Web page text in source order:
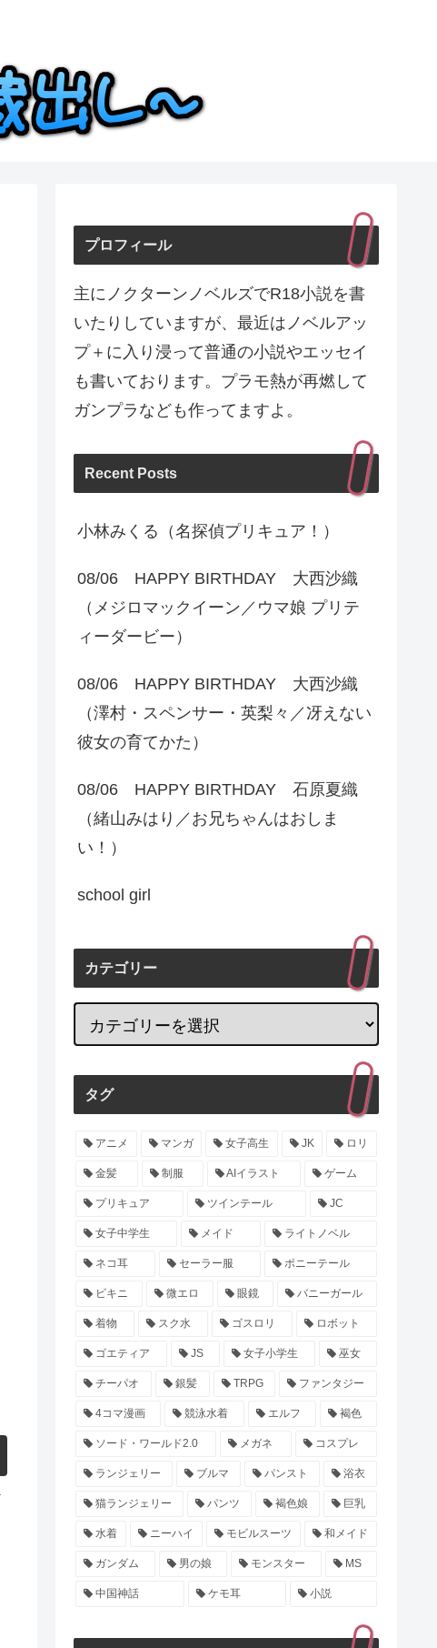
プロフィール
主にノクターンノベルズでR18小説を書
いたりしていますが、最近はノベルアッ
プ＋に入り浸って普通の小説やエッセイ
も書いております。プラモ熱が再燃して
ガンプラなども作ってますよ。
Recent Posts
小林みくる（名探偵プリキュア！）
08/06 HAPPY BIRTHDAY 大西沙織
（メジロマックイーン／ウマ娘 プリテ
ィーダービー）
08/06 HAPPY BIRTHDAY 大西沙織
（澤村・スペンサー・英梨々／冴えない
彼女の育てかた）
08/06 HAPPY BIRTHDAY 石原夏織
（緒山みはり／お兄ちゃんはおしま
い！）
school girl
カテゴリー
タグ
アニメ マンガ 女子高生 JK ロリ
金髪 制服 AIイラスト ゲーム
プリキュア ツインテール JC
女子中学生 メイド ライトノベル
ネコ耳 セーラー服 ポニーテール
ビキニ 微エロ 眼鏡 バニーガール
着物 スク水 ゴスロリ ロボット
ゴエティア JS 女子小学生 巫女
チーパオ 銀髪 TRPG ファンタジー
4コマ漫画 競泳水着 エルフ 褐色
ソード・ワールド2.0 メガネ コスプレ
ランジェリー ブルマ パンスト 浴衣
猫ランジェリー パンツ 褐色娘 巨乳
水着 ニーハイ モビルスーツ 和メイド
ガンダム 男の娘 モンスター MS
中国神話 ケモ耳 小説